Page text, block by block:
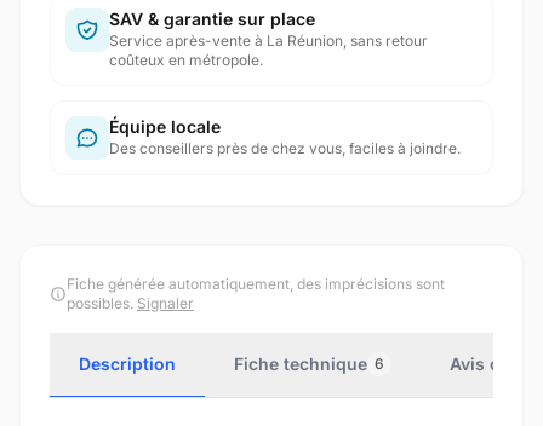
SAV & garantie sur place
Service après-vente à La Réunion, sans retour
coûteux en métropole.
Équipe locale
Des conseillers près de chez vous, faciles à joindre.
Fiche générée automatiquement, des imprécisions sont
possibles. Signaler
Description Fiche technique 6 Avis